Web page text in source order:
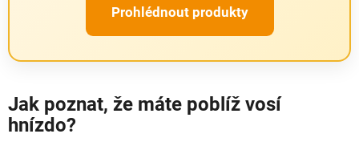
Prohlédnout produkty
Jak poznat, že máte poblíž vosí
hnízdo?